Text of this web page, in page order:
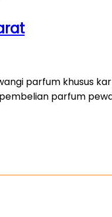
parfum khusus
parfum